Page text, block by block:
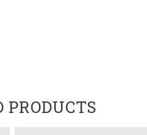
PRODUCTS